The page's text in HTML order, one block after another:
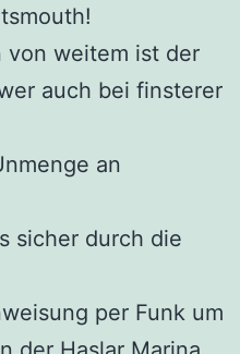
von weitem ist der
auch bei finsterer
an
sicher durch die
per Funk um